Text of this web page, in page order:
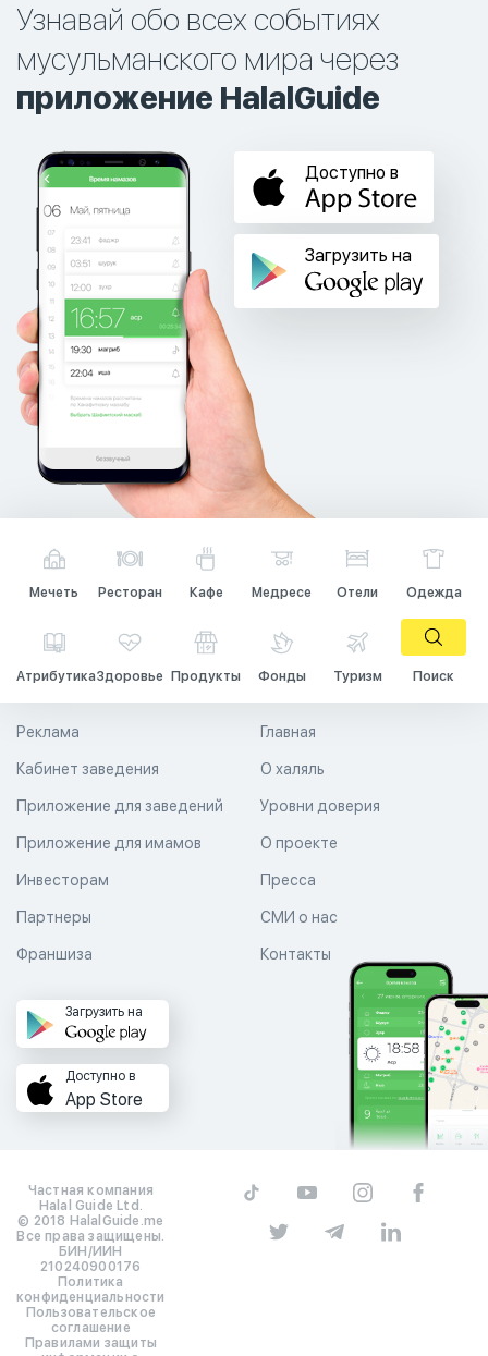
Узнавай обо всех событиях
мусульманского мира через
приложение HalalGuide
Доступно в
Загрузить на
Мечеть Ресторан Кафе Медресе Отели Одежда
АтрибутикаЗдоровье Продукты Фонды Туризм Поиск
Главная
О халяль
Уровни доверия
Реклама
Кабинет заведения
Приложение для заведений
Приложение для имамов О проекте
Пресса
СМИ о нас
Контакты
Инвесторам
Партнеры
Франшиза
Загрузить на
Доступно в
App Store
Частная компания
Halal Guide Ltd.
© 2018 HalalGuide.me
Все права защищены.
БИН/ИИН
210240900176
Политика
конфиденциальности
Пользовательское
соглашение
Правилами защиты